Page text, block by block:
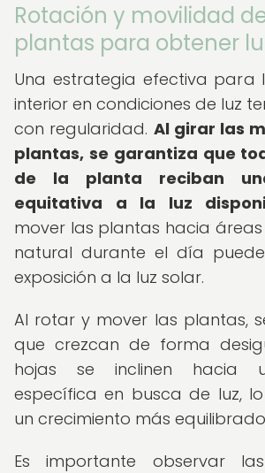
Rotación y movilidad
plantas para obtener
Una estrategia efectiva para
interior en condiciones de luz
con regularidad. Al girar las
plantas, se garantiza que
de la planta reciban
equitativa a la luz
mover las plantas hacia
natural durante el día
exposición a la luz solar.
Al rotar y mover las plantas,
que crezcan de forma
hojas se inclinen hacia
específica en busca de luz,
un crecimiento más
Es importante observar